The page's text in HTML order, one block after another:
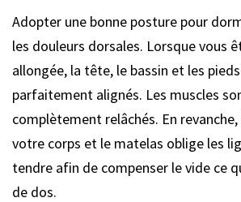
Adopter une bonne posture pour
les douleurs dorsales. Lorsque vous
allongée, la tête, le bassin et les
parfaitement alignés. Les muscles
complètement relâchés. En
votre corps et le matelas oblige les
tendre afin de compenser le vide ce
de dos.